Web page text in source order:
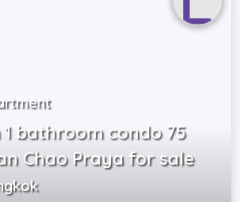
1 bathroom condo 75
Chao Praya for sale